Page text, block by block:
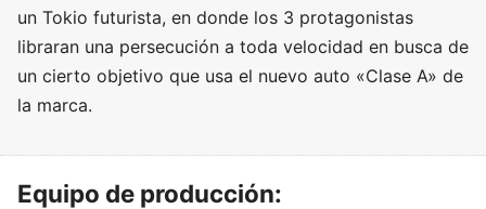
un Tokio futurista, en donde los 3 protagonistas
libraran una persecución a toda velocidad en busca de
un cierto objetivo que usa el nuevo auto «Clase A» de
la marca.
Equipo de producción: